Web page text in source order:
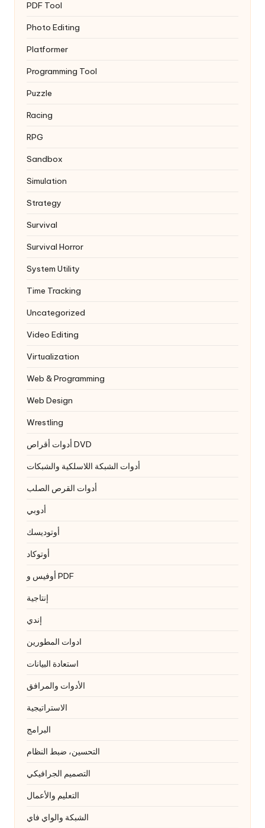
PDF Tool
Photo Editing
Platformer
Programming Tool
Puzzle
Racing
RPG
Sandbox
Simulation
Strategy
Survival
Survival Horror
System Utility
Time Tracking
Uncategorized
Video Editing
Virtualization
Web & Programming
Web Design
Wrestling
أدوات أقراص DVD
أدوات الشبكة اللاسلكية والشبكات
أدوات القرص الصلب
أدوبي
أوتوديسك
أوتوكاد
أوفيس و PDF
إنتاجية
إندي
ادوات المطورين
استعادة البيانات
الأدوات والمرافق
الاستراتيجية
البرامج
التحسين، ضبط النظام
التصميم الجرافيكي
التعليم والأعمال
الشبكة والواي فاي